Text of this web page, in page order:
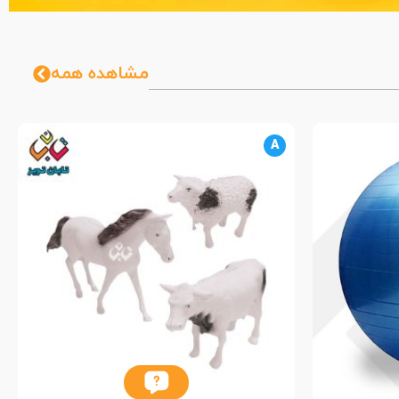
مشاهده همه
A